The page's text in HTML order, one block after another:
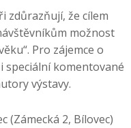
zdůrazňují, že cílem
možnost
Pro zájemce o
speciální komentované
výstavy.
(Zámecká 2, Bílovec)